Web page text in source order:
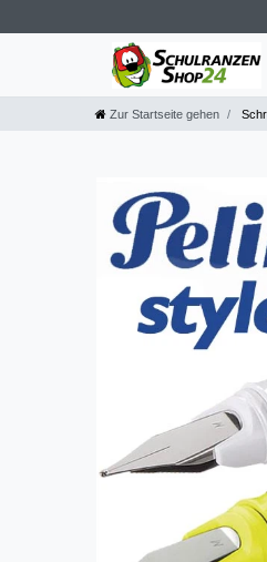
Zur Startseite gehen